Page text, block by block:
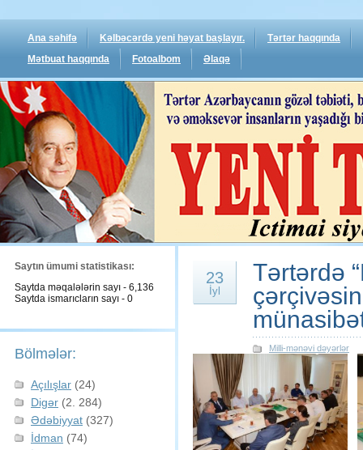
Ana səhifə Kəlbəcərdə yeni həyat başlayır.
Tərtər haqqında
Mətbuat haqqında
Fotoalbom Əlaqə
Saytın ümumi statistikası:
Saytda məqalələrin sayı - 6,136
Saytda ismarıcların sayı - 0
Bölmələr:
Açılışlar (24)
Digər (2. 284)
Ədəbiyyat (327)
İdman (74)
23
İyl
Tərtərdə
Milli-mənəvi dəyərlər